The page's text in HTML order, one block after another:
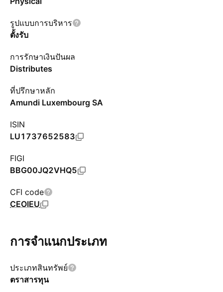
รูปแบบการบริหาร
ตั้งรับ
การรักษาเงินปันผล
Distributes
ที่ปรึกษาหลัก
Amundi Luxembourg SA
ISIN
LU1737652583
FIGI
BBG00JQ2VHQ5
CFI code
CEOIEU
การจำแนกประเภท
ประเภทสินทรัพย์
ตราสารทุน